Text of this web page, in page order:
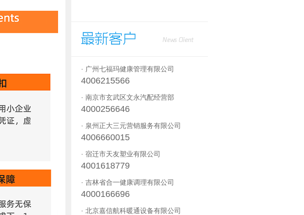
· 广州七福玛健康管理有限公司
4006215566
· 南京市玄武区文永汽配经营部
4000256646
· 泉州正大三元营销服务有限公司
4006660015
· 宿迁市天友塑业有限公司
4001618779
· 吉林省合一健康调理有限公司
4000166696
· 北京嘉信航科暖通设备有限公司